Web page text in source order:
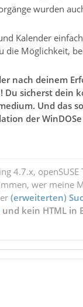
wurden
Kalender
die Möglichkeit,
nach deinem
Du sicherst dein
Und das
der
4.7.x,
wer meine
(erweiterten)
und kein HTML in